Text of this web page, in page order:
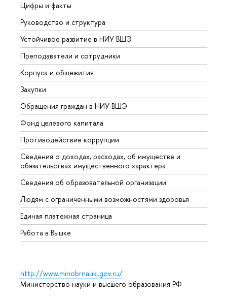
Цифры и факты
Руководство и структура
Устойчивое развитие в НИУ ВШЭ
Преподаватели и сотрудники
Корпуса и общежития
Закупки
Обращения граждан в НИУ ВШЭ
Фонд целевого капитала
Противодействие коррупции
Сведения о доходах, расходах, об имуществе и
обязательствах имущественного характера
Сведения об образовательной организации
Людям с ограниченными возможностями здоровья
Единая платежная страница
Работа в Вышке
http://www.minobrnauki.gov.ru/
Министерство науки и высшего образования РФ